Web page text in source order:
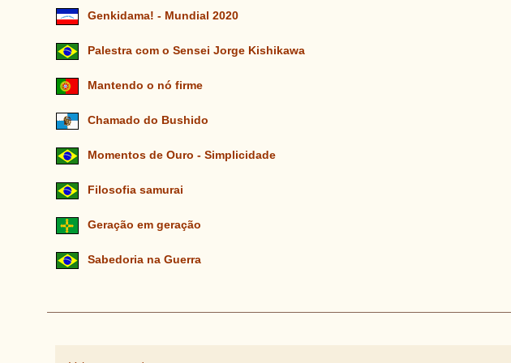
Genkidama! - Mundial 2020
Palestra com o Sensei Jorge Kishikawa
Mantendo o nó firme
Chamado do Bushido
Momentos de Ouro - Simplicidade
Filosofia samurai
Geração em geração
Sabedoria na Guerra